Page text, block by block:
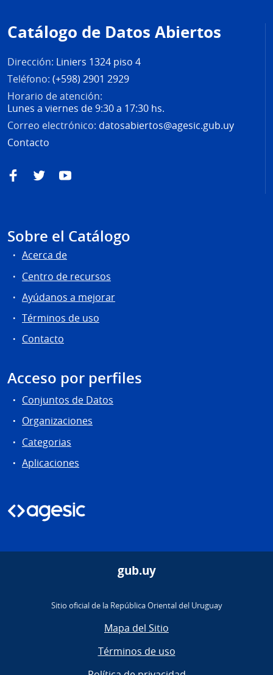
de
página
Catálogo de Datos Abiertos
Dirección: Liniers 1324 piso 4
Teléfono: (+598) 2901 2929
Horario de atención:
Lunes a viernes de 9:30 a 17:30 hs.
Correo electrónico: datosabiertos@agesic.gub.uy
Contacto
FacebookTwitterYouTube
Sobre el Catálogo
Acerca de
Centro de recursos
Ayúdanos a mejorar
Términos de uso
Contacto
Acceso por perfiles
Conjuntos de Datos
Organizaciones
Categorias
Aplicaciones
gub.uy
Sitio oficial de la República Oriental del Uruguay
Mapa del Sitio
Términos de uso